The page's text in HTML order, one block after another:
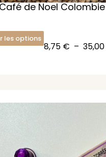
de Noel Colombie
les options
8,75 € – 35,00